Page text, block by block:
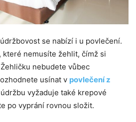
se nabízí i u povlečení.
které nemusíte žehlit, čímž si
nebudete vůbec
usínat v povlečení z
vyžaduje také krepové
po vyprání rovnou složit.